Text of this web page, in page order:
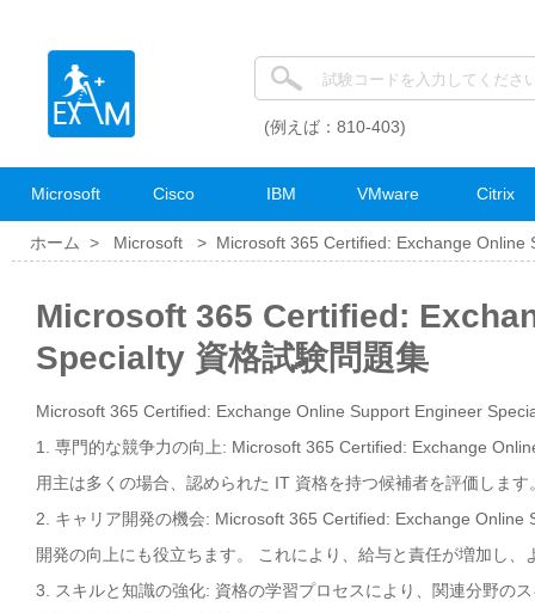
(例えば：810-403)
Microsoft Cisco IBM VMware Citrix
ホーム > Microsoft > Microsoft 365 Certified: Exchange Online
Microsoft 365 Certified:
Specialty 資格試験問題集
Microsoft 365 Certified: Exchange Online Support Engineer
1. 専門的な競争力の向上: Microsoft 365 Certified: Exchange
用主は多くの場合、認められた IT 資格を持つ候補者を評価しま
2. キャリア開発の機会: Microsoft 365 Certified: Exchange
開発の向上にも役立ちます。 これにより、給与と責任が増加し
3. スキルと知識の強化: 資格の学習プロセスにより、関連分野の